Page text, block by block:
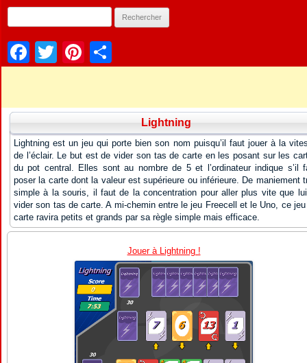
Facebook
TwitterPinterest
Lightning
Lightning est un jeu qui porte bien son nom puisqu’il faut jouer à la
de l’éclair. Le but est de vider son tas de carte en les posant sur les
du pot central. Elles sont au nombre de 5 et l’ordinateur indique s’il
poser la carte dont la valeur est supérieure ou inférieure. De maniement
simple à la souris, il faut de la concentration pour aller plus vite que
vider son tas de carte. A mi-chemin entre le jeu Freecell et le Uno, ce
carte ravira petits et grands par sa règle simple mais efficace.
Jouer à Lightning !